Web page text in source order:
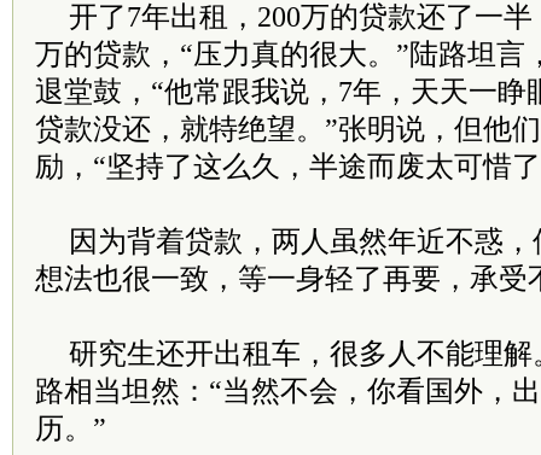
开了7年出租，200万的贷款还了一
万的贷款，“压力真的很大。”陆路坦言
退堂鼓，“他常跟我说，7年，天天一睁
贷款没还，就特绝望。”张明说，但他
励，“坚持了这么久，半途而废太可惜
因为背着贷款，两人虽然年近不惑
想法也很一致，等一身轻了再要，承受
研究生还开出租车，很多人不能理
路相当坦然：“当然不会，你看国外，
历。”